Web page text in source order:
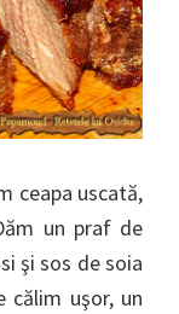
ceapa uscată,
un praf de
şi sos de soia
călim uşor, un